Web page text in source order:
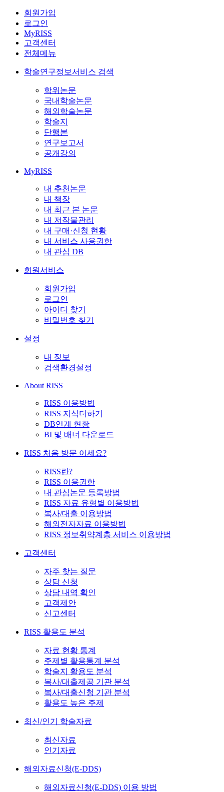
회원가입
로그인
MyRISS
고객센터
전체메뉴
학술연구정보서비스 검색
학위논문
국내학술논문
해외학술논문
학술지
단행본
연구보고서
공개강의
MyRISS
내 추천논문
내 책장
내 최근 본 논문
내 저작물관리
내 구매·신청 현황
내 서비스 사용권한
내 관심 DB
회원서비스
회원가입
로그인
아이디 찾기
비밀번호 찾기
설정
내 정보
검색환경설정
About RISS
RISS 이용방법
RISS 지식더하기
DB연계 현황
BI 및 배너 다운로드
RISS 처음 방문 이세요?
RISS란?
RISS 이용권한
내 관심논문 등록방법
RISS 자료 유형별 이용방법
복사/대출 이용방법
해외전자자료 이용방법
RISS 정보취약계층 서비스 이용방법
고객센터
자주 찾는 질문
상담 신청
상담 내역 확인
고객제안
신고센터
RISS 활용도 분석
자료 현황 통계
주제별 활용통계 분석
학술지 활용도 분석
복사/대출제공 기관 분석
복사/대출신청 기관 분석
활용도 높은 주제
최신/인기 학술자료
최신자료
인기자료
해외자료신청(E-DDS)
해외자료신청(E-DDS) 이용 방법